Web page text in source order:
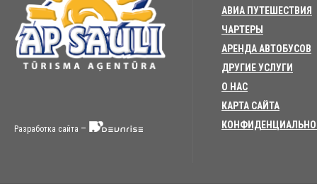
Разработка сайта –
АВИА ПУТЕШЕСТВИЯ
ЧАРТЕРЫ
АРЕНДА АВТОБУСОВ
ДРУГИЕ УСЛУГИ
О НАС
КАРТА САЙТА